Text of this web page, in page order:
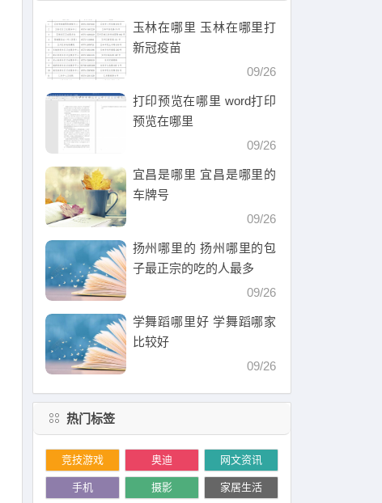
玉林在哪里 玉林在哪里打
新冠疫苗
09/26
打印预览在哪里 word打印
预览在哪里
09/26
宜昌是哪里 宜昌是哪里的
车牌号
09/26
扬州哪里的 扬州哪里的包
子最正宗的吃的人最多
09/26
学舞蹈哪里好 学舞蹈哪家
比较好
09/26
热门标签
竞技游戏 奥迪 网文资讯
手机 摄影 家居生活